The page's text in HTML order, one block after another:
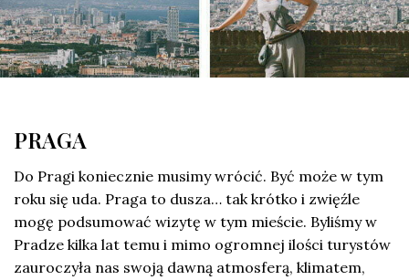
PRAGA
Do Pragi koniecznie musimy wrócić. Być może w tym
roku się uda. Praga to dusza… tak krótko i zwięźle
mogę podsumować wizytę w tym mieście. Byliśmy w
Pradze kilka lat temu i mimo ogromnej ilości turystów
zauroczyła nas swoją dawną atmosferą, klimatem,